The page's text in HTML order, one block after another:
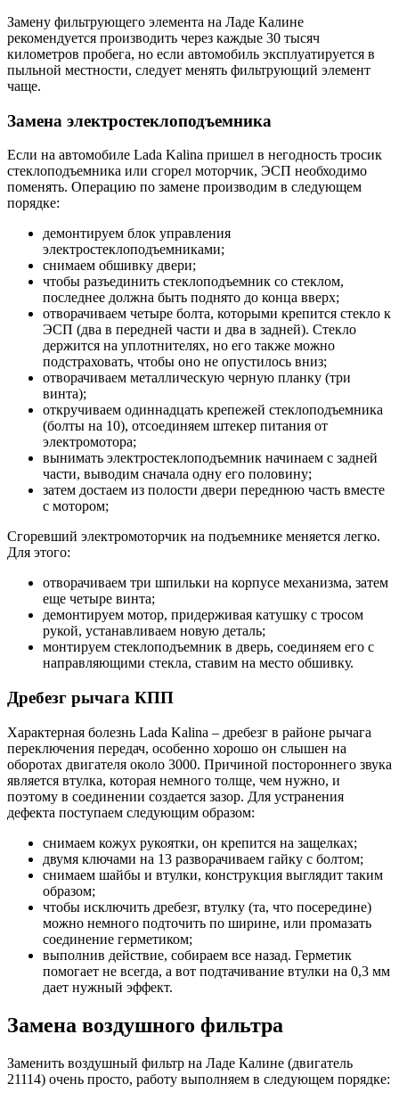
Замену фильтрующего элемента на Ладе Калине
рекомендуется производить через каждые 30 тысяч
километров пробега, но если автомобиль эксплуатируется в
пыльной местности, следует менять фильтрующий элемент
чаще.
Замена электростеклоподъемника
Если на автомобиле Lada Kalina пришел в негодность тросик
стеклоподъемника или сгорел моторчик, ЭСП необходимо
поменять. Операцию по замене производим в следующем
порядке:
демонтируем блок управления
электростеклоподъемниками;
снимаем обшивку двери;
чтобы разъединить стеклоподъемник со стеклом,
последнее должна быть поднято до конца вверх;
отворачиваем четыре болта, которыми крепится стекло к
ЭСП (два в передней части и два в задней). Стекло
держится на уплотнителях, но его также можно
подстраховать, чтобы оно не опустилось вниз;
отворачиваем металлическую черную планку (три
винта);
откручиваем одиннадцать крепежей стеклоподъемника
(болты на 10), отсоединяем штекер питания от
электромотора;
вынимать электростеклоподъемник начинаем с задней
части, выводим сначала одну его половину;
затем достаем из полости двери переднюю часть вместе
с мотором;
Сгоревший электромоторчик на подъемнике меняется легко.
Для этого:
отворачиваем три шпильки на корпусе механизма, затем
еще четыре винта;
демонтируем мотор, придерживая катушку с тросом
рукой, устанавливаем новую деталь;
монтируем стеклоподъемник в дверь, соединяем его с
направляющими стекла, ставим на место обшивку.
Дребезг рычага КПП
Характерная болезнь Lada Kalina – дребезг в районе рычага
переключения передач, особенно хорошо он слышен на
оборотах двигателя около 3000. Причиной постороннего звука
является втулка, которая немного толще, чем нужно, и
поэтому в соединении создается зазор. Для устранения
дефекта поступаем следующим образом:
снимаем кожух рукоятки, он крепится на защелках;
двумя ключами на 13 разворачиваем гайку с болтом;
снимаем шайбы и втулки, конструкция выглядит таким
образом;
чтобы исключить дребезг, втулку (та, что посередине)
можно немного подточить по ширине, или промазать
соединение герметиком;
выполнив действие, собираем все назад. Герметик
помогает не всегда, а вот подтачивание втулки на 0,3 мм
дает нужный эффект.
Замена воздушного фильтра
Заменить воздушный фильтр на Ладе Калине (двигатель
21114) очень просто, работу выполняем в следующем порядке: